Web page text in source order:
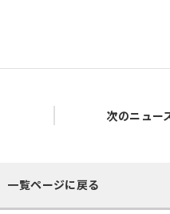
次のニュー
一覧ページに戻る